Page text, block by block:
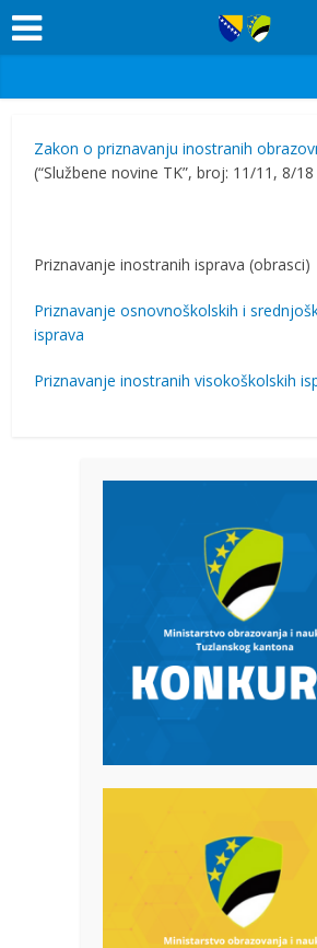
Zakon o priznavanju inostranih
(“Službene novine TK”, broj: 11/11, 8/
Priznavanje inostranih isprava (obrasci)
Priznavanje osnovnoškolskih i
isprava
Priznavanje inostranih visokoškolskih